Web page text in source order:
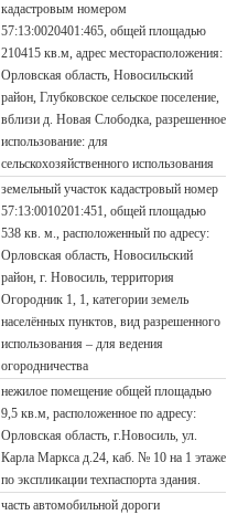
кадастровым номером
57:13:0020401:465, общей площадью
210415 кв.м, адрес месторасположения:
Орловская область, Новосильский
район, Глубковское сельское поселение,
вблизи д. Новая Слободка, разрешенное
использование: для
сельскохозяйственного использования
земельный участок кадастровый номер
57:13:0010201:451, общей площадью
538 кв. м., расположенный по адресу:
Орловская область, Новосильский
район, г. Новосиль, территория
Огородник 1, 1, категории земель
населённых пунктов, вид разрешенного
использования – для ведения
огородничества
нежилое помещение общей площадью
9,5 кв.м, расположенное по адресу:
Орловская область, г.Новосиль, ул.
Карла Маркса д.24, каб. № 10 на 1 этаже
по экспликации техпаспорта здания.
часть автомобильной дороги